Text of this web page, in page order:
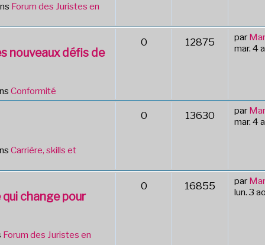
Forum des Juristes en
nouveaux défis de
Conformité
0 12875 par
mar. 4
Carrière, skills et
0 13630 par
mar. 4
qui change pour
Forum des Juristes en
0 16855 par
lun. 3